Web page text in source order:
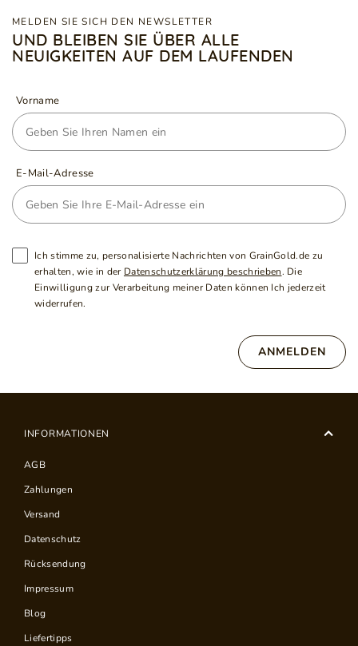
MELDEN SIE SICH DEN NEWSLETTER
UND BLEIBEN SIE ÜBER ALLE
NEUIGKEITEN AUF DEM LAUFENDEN
Vorname
E-Mail-Adresse
Ich stimme zu, personalisierte Nachrichten von GrainGold.de zu
erhalten, wie in der Datenschutzerklärung beschrieben. Die
Einwilligung zur Verarbeitung meiner Daten können Ich jederzeit
widerrufen.
ANMELDEN
INFORMATIONEN
AGB
Zahlungen
Versand
Datenschutz
Rücksendung
Impressum
Blog
Liefertipps